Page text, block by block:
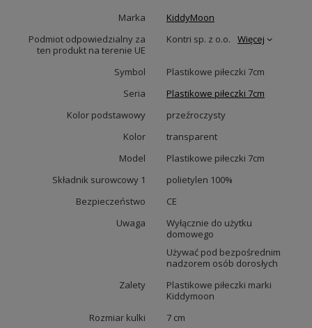
Marka
KiddyMoon
Podmiot odpowiedzialny za
ten produkt na terenie UE
Kontri sp. z o.o. Więcej
Symbol
Plastikowe piłeczki 7cm
Seria
Plastikowe piłeczki 7cm
Kolor podstawowy
przeźroczysty
Kolor
transparent
Model
Plastikowe piłeczki 7cm
Składnik surowcowy 1
polietylen 100%
Bezpieczeństwo
CE
Uwaga
Wyłącznie do użytku
domowego
Używać pod bezpośrednim
nadzorem osób dorosłych
Zalety
Plastikowe piłeczki marki
Kiddymoon
Rozmiar kulki
7 cm